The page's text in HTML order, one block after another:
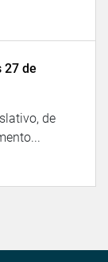
27 de
de